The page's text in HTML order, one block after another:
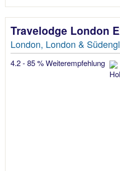
Travelodge London
London, London &
4.2 - 85 % Weiterempfehlung